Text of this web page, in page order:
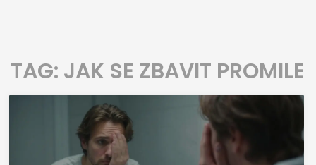
TAG: JAK SE ZBAVIT PROMILE